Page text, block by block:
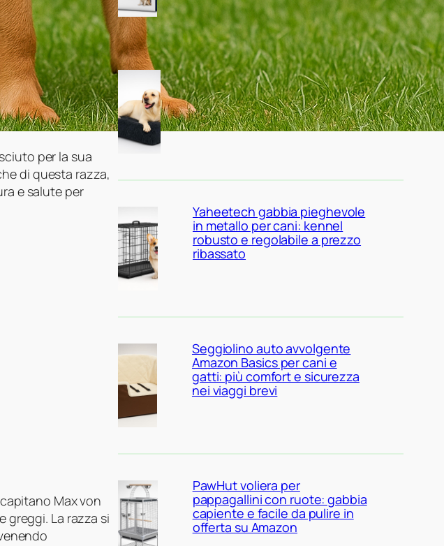
per la sua
di questa razza,
e salute per
Max von
greggi. La razza si
KSIIA cuscino XL per cani
taglia grande: materassino
morbido e lavabile ideale per
l’interno
Yaheetech gabbia pieghevole
in metallo per cani: kennel
robusto e regolabile a prezzo
ribassato
Seggiolino auto avvolgente
Amazon Basics per cani e
gatti: più comfort e sicurezza
nei viaggi brevi
PawHut voliera per
pappagallini con ruote: gabbia
capiente e facile da pulire in
offerta su Amazon